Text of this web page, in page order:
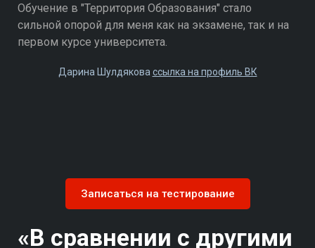
Обучение в "Территория Образования" стало
сильной опорой для меня как на экзамене, так и на
первом курсе университета.
Дарина Шулдякова ссылка на профиль ВК
Записаться на тестирование
«В сравнении с другими